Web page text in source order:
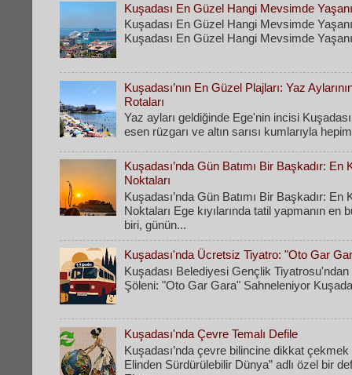
Kuşadası En Güzel Hangi Mevsimde
Kuşadası En Güzel Hangi Mevsimde
Kuşadası En Güzel Hangi Mevsimde
Kuşadası’nın En Güzel Plajları: Yaz
Rotaları
​Yaz ayları geldiğinde Ege'nin incisi
esen rüzgarı ve altın sarısı kumlarıyla
Kuşadası’nda Gün Batımı Bir Başkadır: En
Noktaları
Kuşadası’nda Gün Batımı Bir Başkadır: En
Noktaları Ege kıyılarında tatil yapmanın en
biri, günün...
Kuşadası'nda Ücretsiz Tiyatro: "Oto Gar
Kuşadası Belediyesi Gençlik
Şöleni: "Oto Gar Gara" Sahneleniyor
Kuşadası'nda Çevre Temalı Defile
Kuşadası’nda çevre bilincine dikkat çekmek
Elinden Sürdürülebilir Dünya” adlı özel bir